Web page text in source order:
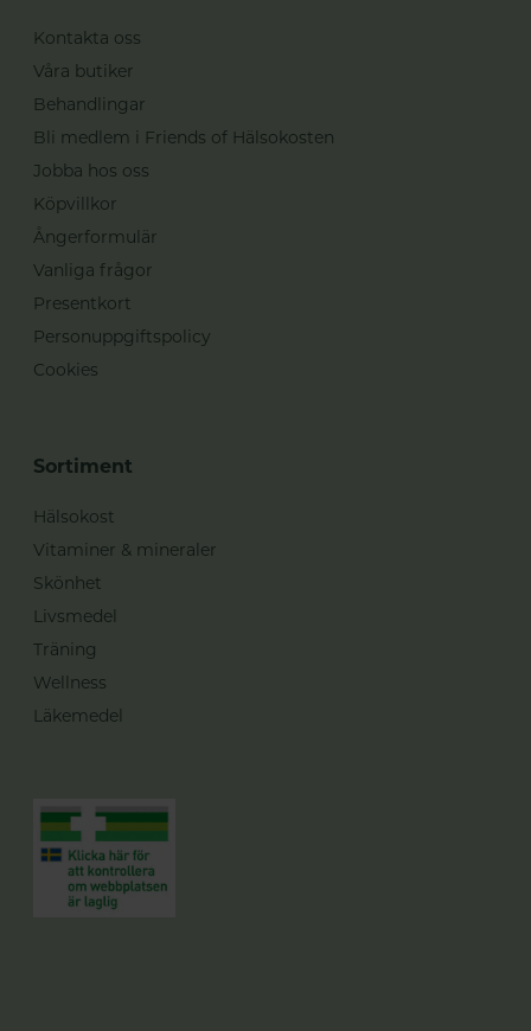
Kontakta oss
Våra butiker
Behandlingar
Bli medlem i Friends of Hälsokosten
Jobba hos oss
Köpvillkor
Ångerformulär
Vanliga frågor
Presentkort
Personuppgiftspolicy
Cookies
Sortiment
Hälsokost
Vitaminer & mineraler
Skönhet
Livsmedel
Träning
Wellness
Läkemedel